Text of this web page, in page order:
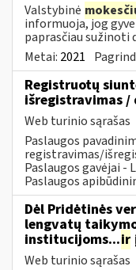
Valstybinė
informuoja, jog
paprasčiau sužinoti
Metai: 2021
Registruotų
išregistravimas /
Web turinio sąrašas
Paslaugos
registravimas/
Paslaugos gavėjai -
Paslaugos
Dėl Pridėtinės
lengvatų
institucijoms...ir
Web turinio sąrašas